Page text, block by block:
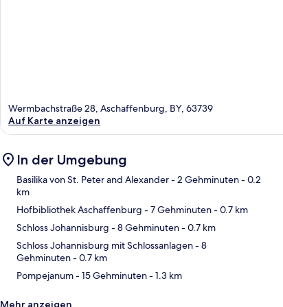
Wermbachstraße 28, Aschaffenburg, BY, 63739
Auf Karte anzeigen
In der Umgebung
Basilika von St. Peter and Alexander- 2 Gehminuten- 0.2
km
Hofbibliothek Aschaffenburg - 7 Gehminuten- 0.7 km
Schloss Johannisburg - 8 Gehminuten- 0.7 km
Schloss Johannisburg mit Schlossanlagen- 8
Gehminuten- 0.7 km
Pompejanum- 15 Gehminuten- 1.3 km
Mehr anzeigen